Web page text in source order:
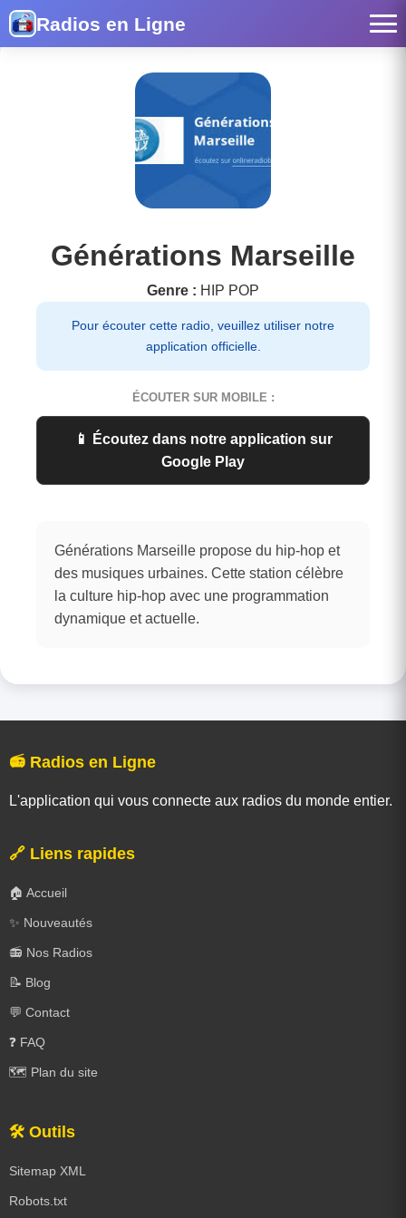
Radios en Ligne
Générations Marseille
Genre : HIP POP
Pour écouter cette radio, veuillez utiliser notre
application officielle.
ÉCOUTER SUR MOBILE :
📱 Écoutez dans notre application sur
Google Play
Générations Marseille propose du hip-hop et
des musiques urbaines. Cette station célèbre
la culture hip-hop avec une programmation
dynamique et actuelle.
📻 Radios en Ligne
L'application qui vous connecte aux radios du monde entier.
🔗 Liens rapides
🏠 Accueil
✨ Nouveautés
📻 Nos Radios
📝 Blog
💬 Contact
❓ FAQ
🗺️ Plan du site
🛠️ Outils
Sitemap XML
Robots.txt